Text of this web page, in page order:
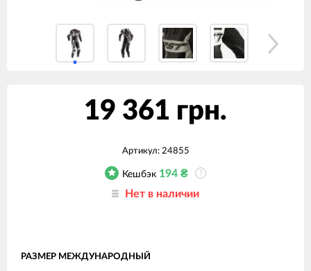
19 361 грн.
Артикул: 24855
Кешбэк 194 ₴ ?
Нет в наличии
РАЗМЕР МЕЖДУНАРОДНЫЙ